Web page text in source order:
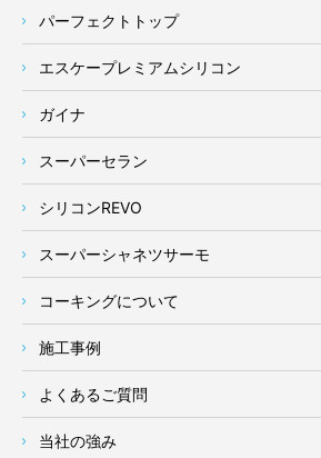
パーフェクトトップ
エスケープレミアムシリコン
ガイナ
スーパーセラン
シリコンREVO
スーパーシャネツサーモ
コーキングについて
施工事例
よくあるご質問
当社の強み